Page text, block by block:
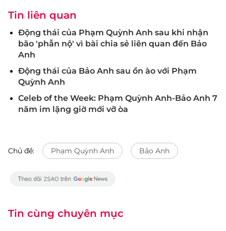
Tin liên quan
Động thái của Phạm Quỳnh Anh sau khi nhận
bão 'phẫn nộ' vì bài chia sẻ liên quan đến Bảo
Anh
Động thái của Bảo Anh sau ồn ào với Phạm
Quỳnh Anh
Celeb of the Week: Phạm Quỳnh Anh-Bảo Anh 7
năm im lặng giờ mới vỡ òa
Chủ đề: Phạm Quỳnh Anh Bảo Anh
Tin cùng chuyên mục